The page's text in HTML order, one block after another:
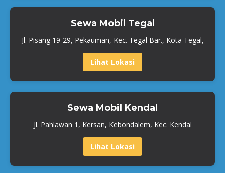
Sewa Mobil Tegal
Jl. Pisang 19-29, Pekauman, Kec. Tegal Bar., Kota Tegal,
Lihat Lokasi
Sewa Mobil Kendal
Jl. Pahlawan 1, Kersan, Kebondalem, Kec. Kendal
Lihat Lokasi